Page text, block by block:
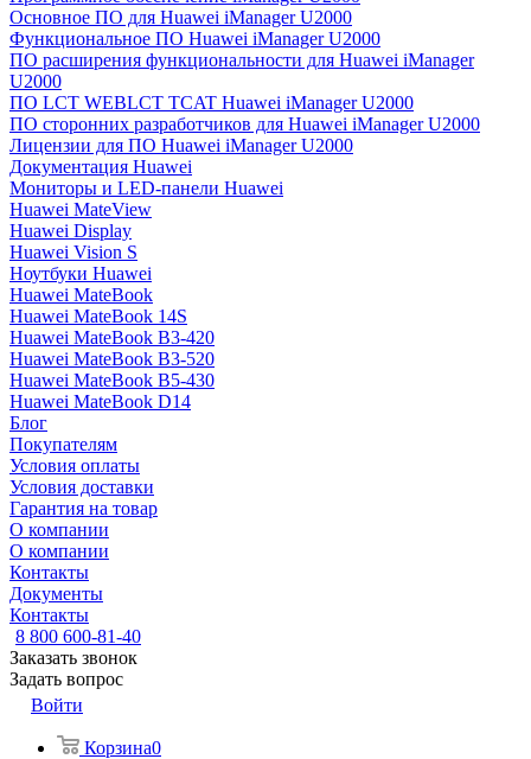
Основное ПО для Huawei iManager U2000
Функциональное ПО Huawei iManager U2000
ПО расширения функциональности для Huawei iManager
U2000
ПО LCT WEBLCT TCAT Huawei iManager U2000
ПО сторонних разработчиков для Huawei iManager U2000
Лицензии для ПО Huawei iManager U2000
Документация Huawei
Мониторы и LED-панели Huawei
Huawei MateView
Huawei Display
Huawei Vision S
Ноутбуки Huawei
Huawei MateBook
Huawei MateBook 14S
Huawei MateBook B3-420
Huawei MateBook B3-520
Huawei MateBook B5-430
Huawei MateBook D14
Блог
Покупателям
Условия оплаты
Условия доставки
Гарантия на товар
О компании
О компании
Контакты
Документы
Контакты
8 800 600-81-40
Заказать звонок
Задать вопрос
Войти
Корзина0